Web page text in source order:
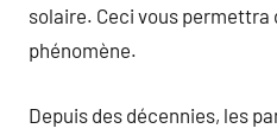
solaire. Ceci vous permettra
phénomène.
Depuis des décennies, les